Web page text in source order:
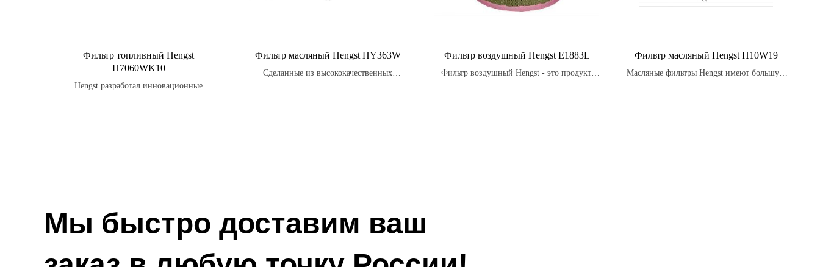
Фильтр топливный Hengst
H7060WK10
Hengst разработал инновационные
Фильтр масляный Hengst HY363W
Сделанные из высококачественных
Фильтр воздушный Hengst E1883L
Фильтр воздушный Hengst - это продукт,
Фильтр масляный Hengst H10W19
Масляные фильтры Hengst имеют большую
Мы быстро доставим ваш